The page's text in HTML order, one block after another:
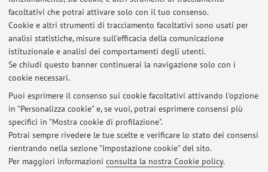
facoltativi che potrai attivare solo con il tuo consenso.
Cookie e altri strumenti di tracciamento facoltativi sono usati per
analisi statistiche, misure sull'efficacia della comunicazione
istituzionale e analisi dei comportamenti degli utenti.
Se chiudi questo banner continuerai la navigazione solo con i
cookie necessari.
Puoi esprimere il consenso sui cookie facoltativi attivando l'opzione
in "Personalizza cookie" e, se vuoi, potrai esprimere consensi più
specifici in "Mostra cookie di profilazione".
Potrai sempre rivedere le tue scelte e verificare lo stato dei consensi
rientrando nella sezione "Impostazione cookie" del sito.
Per maggiori informazioni consulta la nostra Cookie policy.
Ultimi avvisi
Al momento non sono presenti avvisi.
Area riservata
Accedi tramite